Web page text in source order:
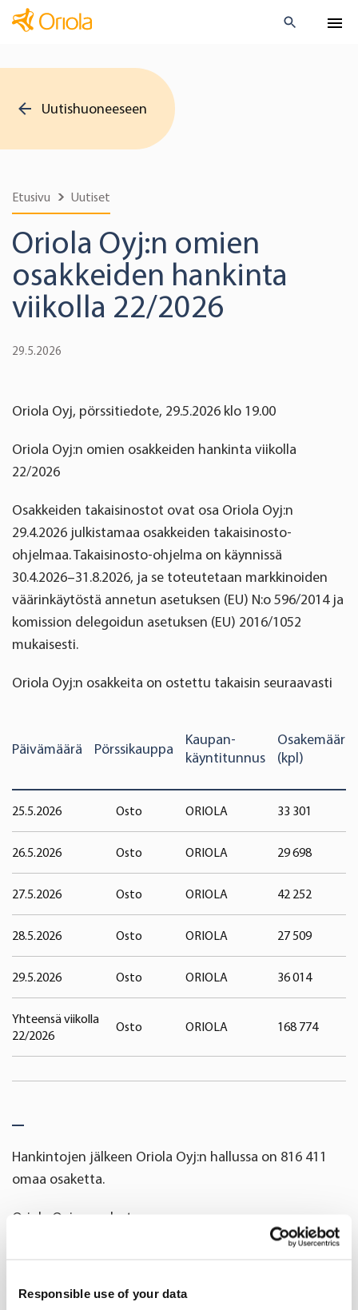
Responsible use of your data
Uutishuoneeseen
Etusivu Uutiset
Oriola Oyj:n omien
osakkeiden hankinta
viikolla 22/2026
29.5.2026
Oriola Oyj, pörssitiedote, 29.5.2026 klo 19.00
Oriola Oyj:n omien osakkeiden hankinta viikolla
22/2026
Osakkeiden takaisinostot ovat osa Oriola Oyj:n
29.4.2026 julkistamaa osakkeiden takaisinosto-
ohjelmaa. Takaisinosto-ohjelma on käynnissä
30.4.2026–31.8.2026, ja se toteutetaan markkinoiden
väärinkäytöstä annetun asetuksen (EU) N:o 596/2014 ja
komission delegoidun asetuksen (EU) 2016/1052
mukaisesti.
Oriola Oyj:n osakkeita on ostettu takaisin seuraavasti
Päivämäärä Pörssikauppa
Kaupan-
käyntitunnus
Osakemäärä
25.5.2026 Osto ORIOLA 33 301
26.5.2026 Osto ORIOLA 29 698
27.5.2026 Osto ORIOLA 42 252
28.5.2026 Osto ORIOLA 27 509
29.5.2026 Osto ORIOLA 36 014
Yhteensä viikolla
22/2026
Osto ORIOLA 168 774
Hankintojen jälkeen Oriola Oyj:n hallussa on 816 411
omaa osaketta.
Oriola Oyj:n puolesta
Antti Väliaho, Jonathan Nyberg